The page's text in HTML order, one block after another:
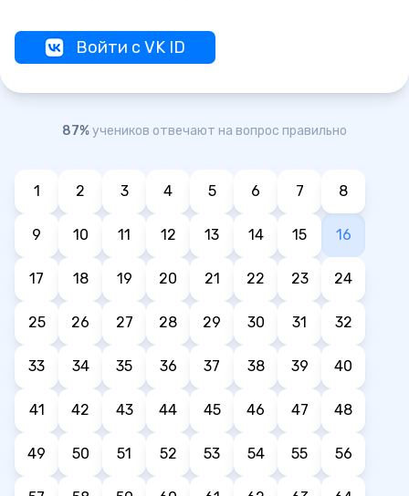
Войти с VK ID
87%учеников отвечают на вопрос правильно
1 2 3 4 5 6 7 8
9 10 11 12 13 14 15 16
17 18 19 20 21 22 23 24
25 26 27 28 29 30 31 32
33 34 35 36 37 38 39 40
41 42 43 44 45 46 47 48
49 50 51 52 53 54 55 56